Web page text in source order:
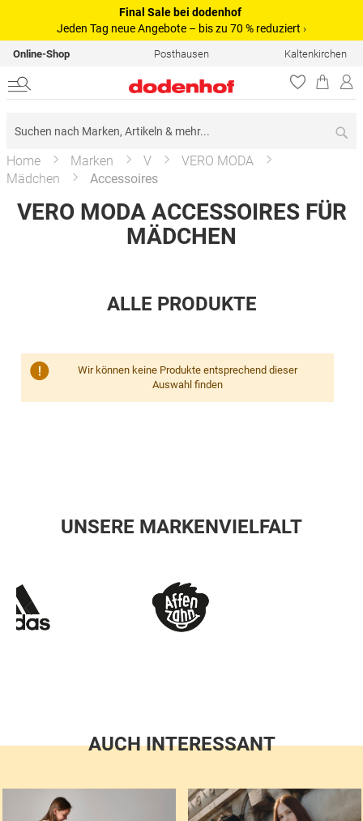
Final Sale bei dodenhof
Jeden Tag neue Angebote – bis zu 70 % reduziert ›
Online-Shop Posthausen Kaltenkirchen
Home Marken V
VERO MODA
Mädchen
Accessoires
VERO MODA ACCESSOIRES FÜR
MÄDCHEN
ALLE PRODUKTE
Wir können keine Produkte entsprechend dieser
Auswahl finden
UNSERE MARKENVIELFALT
AUCH INTERESSANT